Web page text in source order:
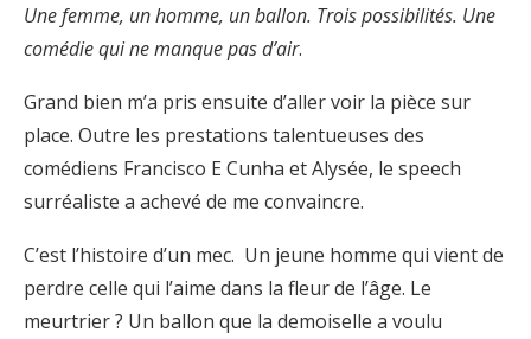
Une femme, un homme, un ballon. Trois possibilités. Une
comédie qui ne manque pas d’air.
Grand bien m’a pris ensuite d’aller voir la pièce sur
place. Outre les prestations talentueuses des
comédiens Francisco E Cunha et Alysée, le speech
surréaliste a achevé de me convaincre.
C’est l’histoire d’un mec. Un jeune homme qui vient de
perdre celle qui l’aime dans la fleur de l’âge. Le
meurtrier ? Un ballon que la demoiselle a voulu